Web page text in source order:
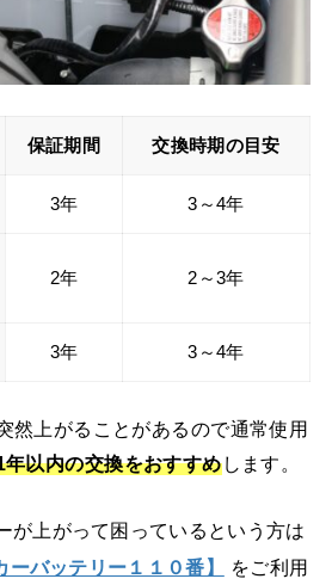
保証期間 交換時期の目安
3年 3～4年
2年 2～3年
3年 3～4年
然上がることがあるので通常使用
年以内の交換をおすすめします。
が上がって困っているという方は
バッテリー１１０番】
をご利用